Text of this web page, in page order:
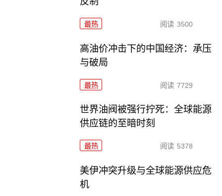
最热 阅读 3500
高油价冲击下的中国经济：承压
与破局
最热 阅读 7729
世界油阀被强行拧死：全球能源
供应链的至暗时刻
最热 阅读 5378
美伊冲突升级与全球能源供应危
机